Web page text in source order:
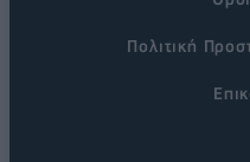
Πολιτική